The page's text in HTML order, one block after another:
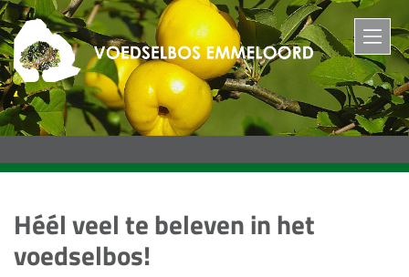
Héél veel te beleven in het
voedselbos!